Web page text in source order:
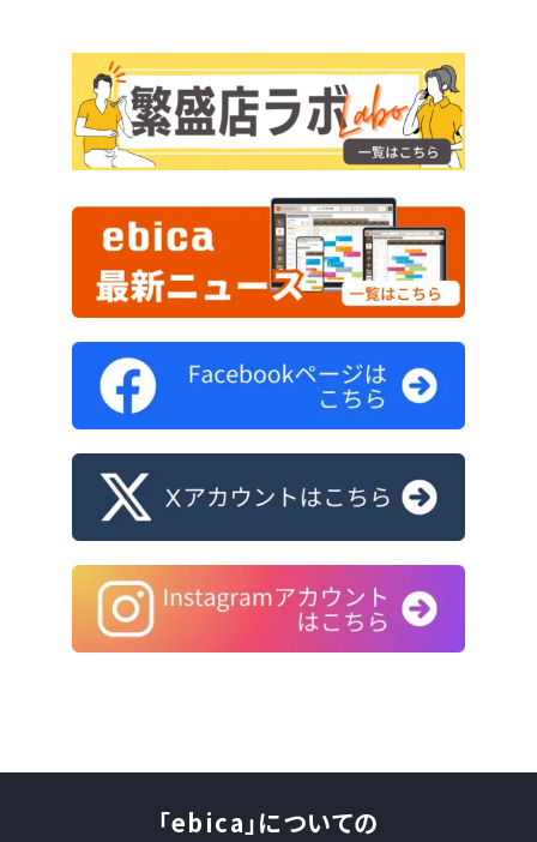
「ebica」についての